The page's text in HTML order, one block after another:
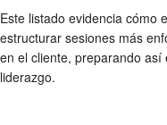
Este listado evidencia cómo
estructurar sesiones más
en el cliente, preparando
liderazgo.